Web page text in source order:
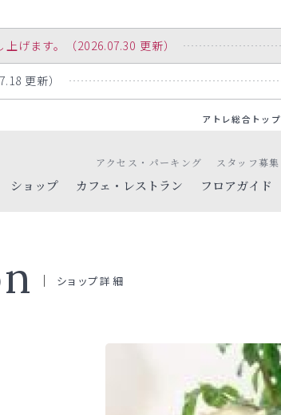
げます。（2026.07.30 更新）
更新）
アトレ総合トップ
ショップ カフェ・レストラン フロアガイド
アクセス・パーキング スタッフ募集
ショップ詳細